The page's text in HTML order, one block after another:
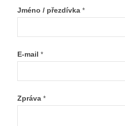
Jméno / přezdívka *
E-mail *
Zpráva *